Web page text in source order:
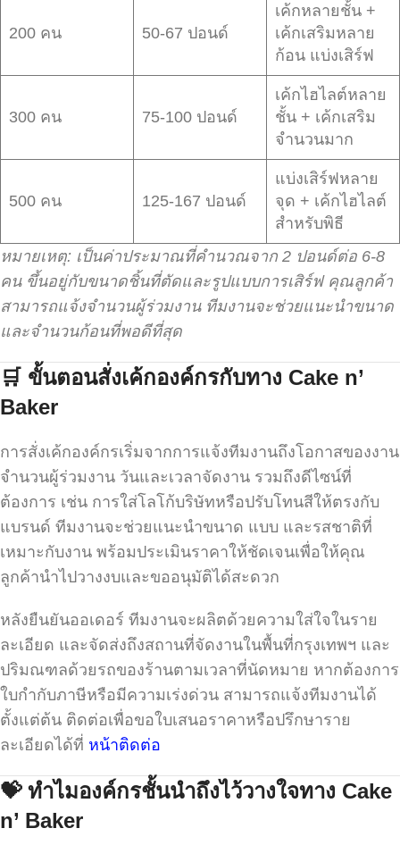
200 คน 50-67 ปอนด์
เค้กหลายชั้น +
เค้กเสริมหลาย
ก้อน แบ่งเสิร์ฟ
300 คน 75-100 ปอนด์
เค้กไฮไลต์หลาย
ชั้น + เค้กเสริม
จำนวนมาก
500 คน 125-167 ปอนด์
แบ่งเสิร์ฟหลาย
จุด + เค้กไฮไลต์
สำหรับพิธี
หมายเหตุ: เป็นค่าประมาณที่คำนวณจาก 2 ปอนด์ต่อ 6-8
คน ขึ้นอยู่กับขนาดชิ้นที่ตัดและรูปแบบการเสิร์ฟ คุณลูกค้า
สามารถแจ้งจำนวนผู้ร่วมงาน ทีมงานจะช่วยแนะนำขนาด
และจำนวนก้อนที่พอดีที่สุด
🛒 ขั้นตอนสั่งเค้กองค์กรกับทาง Cake n’
Baker
การสั่งเค้กองค์กรเริ่มจากการแจ้งทีมงานถึงโอกาสของงาน
จำนวนผู้ร่วมงาน วันและเวลาจัดงาน รวมถึงดีไซน์ที่
ต้องการ เช่น การใส่โลโก้บริษัทหรือปรับโทนสีให้ตรงกับ
แบรนด์ ทีมงานจะช่วยแนะนำขนาด แบบ และรสชาติที่
เหมาะกับงาน พร้อมประเมินราคาให้ชัดเจนเพื่อให้คุณ
ลูกค้านำไปวางงบและขออนุมัติได้สะดวก
หลังยืนยันออเดอร์ ทีมงานจะผลิตด้วยความใส่ใจในราย
ละเอียด และจัดส่งถึงสถานที่จัดงานในพื้นที่กรุงเทพฯ และ
ปริมณฑลด้วยรถของร้านตามเวลาที่นัดหมาย หากต้องการ
ใบกำกับภาษีหรือมีความเร่งด่วน สามารถแจ้งทีมงานได้
ตั้งแต่ต้น ติดต่อเพื่อขอใบเสนอราคาหรือปรึกษาราย
ละเอียดได้ที่ หน้าติดต่อ
💝 ทำไมองค์กรชั้นนำถึงไว้วางใจทาง Cake
n’ Baker